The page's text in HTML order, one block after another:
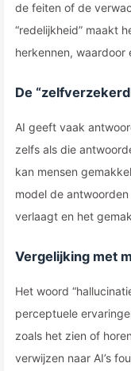
de feiten of de
“redelijkheid” maakt
herkennen, waardoor
De
AI geeft vaak
zelfs als die
kan mensen
model de
verlaagt en het
Vergelijking met
Het woord
perceptuele
zoals het zien of
verwijzen naar AI’s